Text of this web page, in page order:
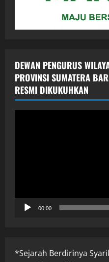
DEWAN PENGURUS
PROVINSI SUMATERA
RESMI DIKUKUHKAN
00:00
*Sejarah Berdirinya